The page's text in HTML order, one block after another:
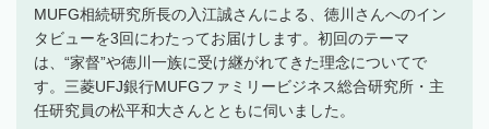
MUFG相続研究所長の入江誠さんによる、徳川さんへのイン
タビューを3回にわたってお届けします。初回のテーマ
は、“家督”や徳川一族に受け継がれてきた理念についてで
す。三菱UFJ銀行MUFGファミリービジネス総合研究所・主
任研究員の松平和大さんとともに伺いました。